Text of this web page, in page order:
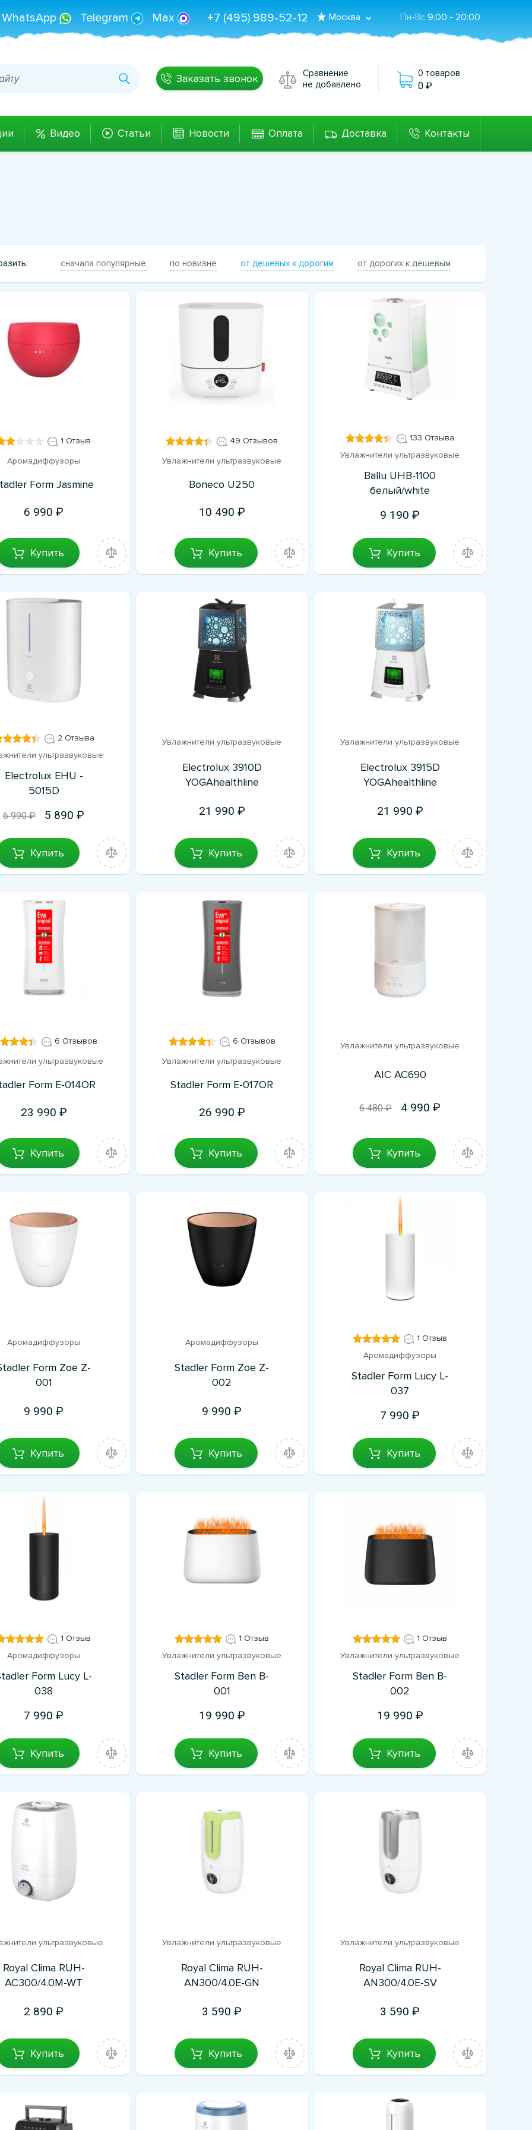
Пн-Вс 9:00 - 20:00
Москва
+7 (495) 989-52-12
WhatsApp Telegram Max
Заказать звонок
Сравнение
не добавлено
0 товаров
0
Видео Статьи Новости Оплата Доставка Контакты
сначала популярные по новизне от дешевых к дорогим от дорогих к дешевым
1 Отзыв
Аромадиффузоры
Form Jasmine
6 990
Купить
49 Отзывов
Увлажнители ультразвуковые
Boneco U250
10 490
Купить
133 Отзыва
Увлажнители ультразвуковые
Ballu UHB-1100
белый/white
9 190
Купить
2 Отзыва
ультразвуковые
Electrolux EHU -
5015D
6 990 ₽ 5 890
Купить
Увлажнители ультразвуковые
Electrolux 3910D
YOGAhealthline
21 990
Купить
Увлажнители ультразвуковые
Electrolux 3915D
YOGAhealthline
21 990
Купить
6 Отзывов
ультразвуковые
Form E-014OR
23 990
Купить
6 Отзывов
Увлажнители ультразвуковые
Stadler Form E-017OR
26 990
Купить
Увлажнители ультразвуковые
AIC AC690
6 480 ₽ 4 990
Купить
Аромадиффузоры
Form Zoe Z-
001
9 990
Купить
Аромадиффузоры
Stadler Form Zoe Z-
002
9 990
Купить
1 Отзыв
Аромадиффузоры
Stadler Form Lucy L-
037
7 990
Купить
1 Отзыв
Аромадиффузоры
Form Lucy L-
038
7 990
Купить
1 Отзыв
Увлажнители ультразвуковые
Stadler Form Ben B-
001
19 990
Купить
1 Отзыв
Увлажнители ультразвуковые
Stadler Form Ben B-
002
19 990
Купить
ультразвуковые
Royal Clima RUH-
AC300/4.0M-WT
2 890
Купить
Увлажнители ультразвуковые
Royal Clima RUH-
AN300/4.0E-GN
3 590
Купить
Увлажнители ультразвуковые
Royal Clima RUH-
AN300/4.0E-SV
3 590
Купить